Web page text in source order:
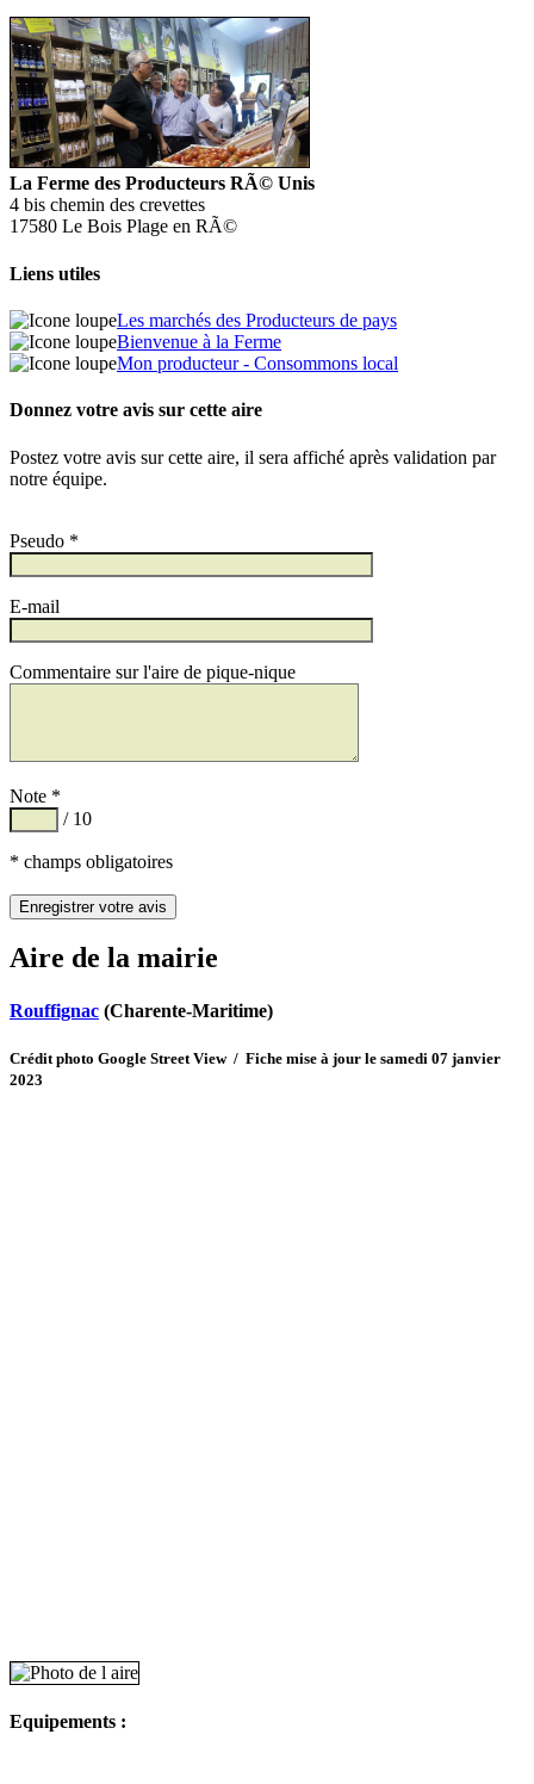
La Ferme des Producteurs RÃ© Unis
4 bis chemin des crevettes
17580 Le Bois Plage en RÃ©
Liens utiles
Les marchés des Producteurs de pays
Bienvenue à la Ferme
Mon producteur - Consommons local
Donnez votre avis sur cette aire
Postez votre avis sur cette aire, il sera affiché après validation par
notre équipe.
Pseudo *
E-mail
Commentaire sur l'aire de pique-nique
Note *
/ 10
* champs obligatoires
Aire de la mairie
Rouffignac (Charente-Maritime)
Crédit photo Google Street View / Fiche mise à jour le samedi 07 janvier
2023
Equipements :